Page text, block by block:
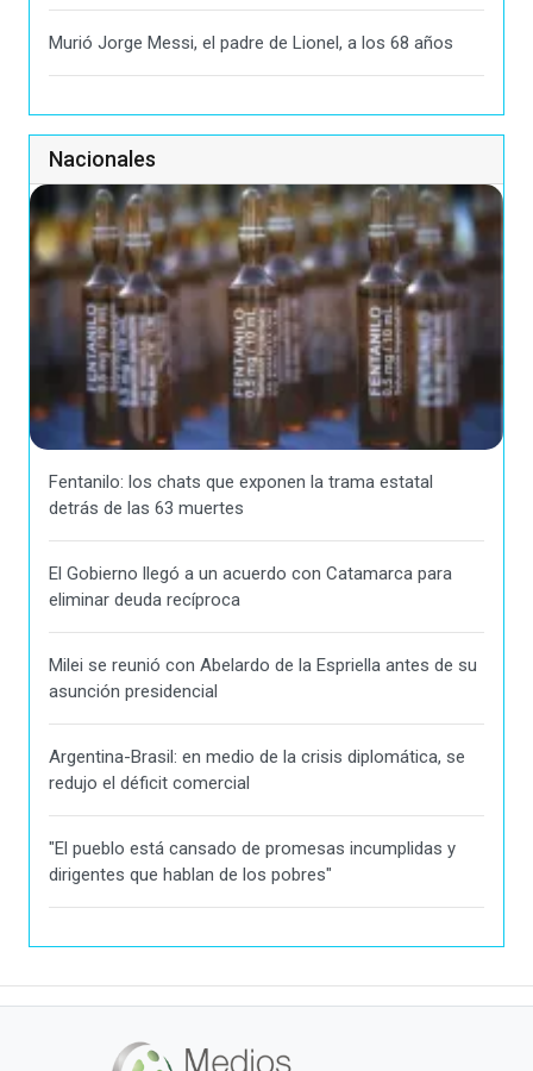
Murió Jorge Messi, el padre de Lionel, a los 68 años
Nacionales
Fentanilo: los chats que exponen la trama estatal
detrás de las 63 muertes
El Gobierno llegó a un acuerdo con Catamarca para
eliminar deuda recíproca
Milei se reunió con Abelardo de la Espriella antes de su
asunción presidencial
Argentina-Brasil: en medio de la crisis diplomática, se
redujo el déficit comercial
"El pueblo está cansado de promesas incumplidas y
dirigentes que hablan de los pobres"